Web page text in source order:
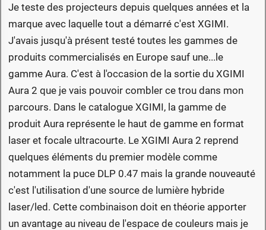
Je teste des projecteurs depuis quelques années et la
marque avec laquelle tout a démarré c'est XGIMI.
J'avais jusqu'à présent testé toutes les gammes de
produits commercialisés en Europe sauf une...le
gamme Aura. C'est à l'occasion de la sortie du XGIMI
Aura 2 que je vais pouvoir combler ce trou dans mon
parcours. Dans le catalogue XGIMI, la gamme de
produit Aura représente le haut de gamme en format
laser et focale ultracourte. Le XGIMI Aura 2 reprend
quelques éléments du premier modèle comme
notamment la puce DLP 0.47 mais la grande nouveauté
c'est l'utilisation d'une source de lumière hybride
laser/led. Cette combinaison doit en théorie apporter
un avantage au niveau de l'espace de couleurs mais je